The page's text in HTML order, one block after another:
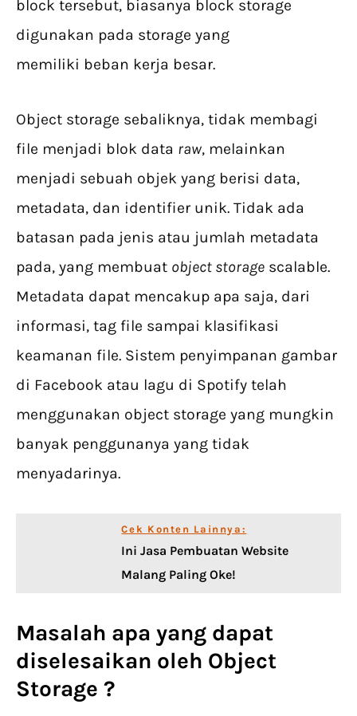
block tersebut, biasanya block storage
digunakan pada storage yang
memiliki beban kerja besar.
Object storage sebaliknya, tidak membagi
file menjadi blok data raw, melainkan
menjadi sebuah objek yang berisi data,
metadata, dan identifier unik. Tidak ada
batasan pada jenis atau jumlah metadata
pada, yang membuat object storage scalable.
Metadata dapat mencakup apa saja, dari
informasi, tag file sampai klasifikasi
keamanan file. Sistem penyimpanan gambar
di Facebook atau lagu di Spotify telah
menggunakan object storage yang mungkin
banyak penggunanya yang tidak
menyadarinya.
Cek Konten Lainnya:
Ini Jasa Pembuatan Website
Malang Paling Oke!
Masalah apa yang dapat
diselesaikan oleh Object
Storage ?